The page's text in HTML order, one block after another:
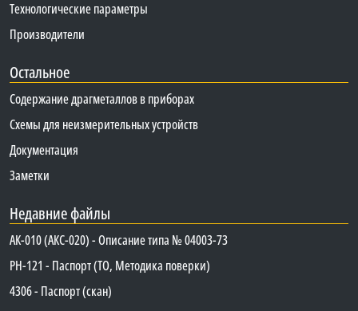
Технологические параметры
Производители
Остальное
Содержание драгметаллов в приборах
Схемы для неизмерительных устройств
Документация
Заметки
Недавние файлы
АК-010 (АКС-020) - Описание типа № 04003-73
PH-121 - Паспорт (ТО, Методика поверки)
4306 - Паспорт (скан)